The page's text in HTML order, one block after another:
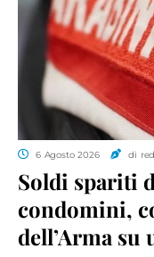
6 Agosto 2026 di
Soldi spariti
condomini,
dell’Arma